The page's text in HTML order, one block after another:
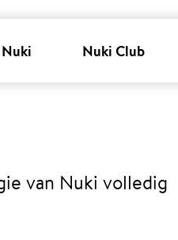
Nuki Club
van Nuki volledig